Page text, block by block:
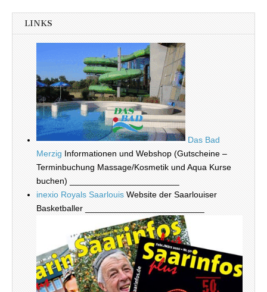
LINKS
Das Bad
Merzig Informationen und Webshop (Gutscheine –
Terminbuchung Massage/Kosmetik und Aqua Kurse
buchen) _______________________
inexio Royals Saarlouis Website der Saarlouiser
Basketballer _________________________